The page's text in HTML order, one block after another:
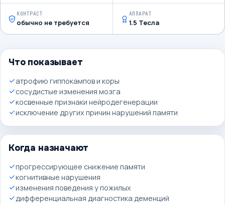
КОНТРАСТ
обычно не требуется
АППАРАТ
1.5 Тесла
Что показывает
атрофию гиппокампов и коры
сосудистые изменения мозга
косвенные признаки нейродегенерации
исключение других причин нарушений памяти
Когда назначают
прогрессирующее снижение памяти
когнитивные нарушения
изменения поведения у пожилых
дифференциальная диагностика деменций